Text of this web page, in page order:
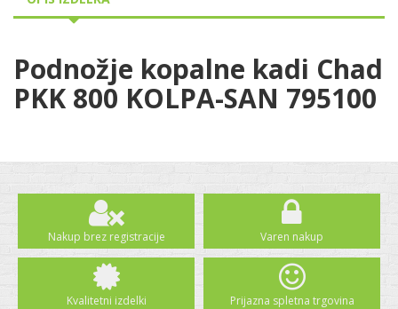
Podnožje kopalne kadi Chad
PKK 800 KOLPA-SAN 795100
Nakup brez registracije Varen nakup
Kvalitetni izdelki Prijazna spletna trgovina